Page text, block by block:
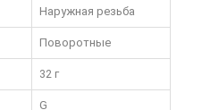
Наружная резьба
Поворотные
32 г
G